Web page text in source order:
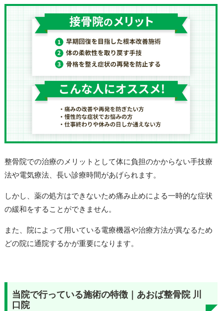
整骨院での治療のメリットとして体に負担のかからない手技療
法や電気療法、長い診療時間があげられます。
しかし、薬の処方はできないため痛み止めによる一時的な症状
の緩和をすることができません。
また、院によって用いている電療機器や治療方法が異なるため
どの院に通院するかが重要になります。
当院で行っている施術の特徴｜あおば整骨院 川
口院